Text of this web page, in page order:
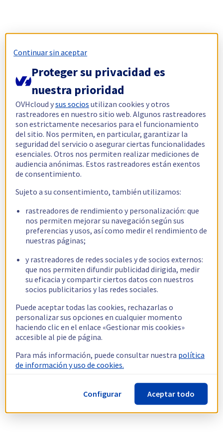
Continuar sin aceptar
Proteger su privacidad es
nuestra prioridad
OVHcloud ysus socios utilizan cookies y otros
rastreadores en nuestro sitio web. Algunos rastreadores
son estrictamente necesarios para el funcionamiento
del sitio. Nos permiten, en particular, garantizar la
seguridad del servicio o asegurar ciertas funcionalidades
esenciales. Otros nos permiten realizar mediciones de
audiencia anónimas. Estos rastreadores están exentos
de consentimiento.
Sujeto a su consentimiento, también utilizamos:
rastreadores de rendimiento y personalización: que
nos permiten mejorar su navegación según sus
preferencias y usos, así como medir el rendimiento de
nuestras páginas;
y rastreadores de redes sociales y de socios externos:
que nos permiten difundir publicidad dirigida, medir
su eficacia y compartir ciertos datos con nuestros
socios publicitarios y las redes sociales.
Puede aceptar todas las cookies, rechazarlas o
personalizar sus opciones en cualquier momento
haciendo clic en el enlace «Gestionar mis cookies»
accesible al pie de página.
Para más información, puede consultar nuestra política
de información y uso de cookies.
Configurar Aceptar todo